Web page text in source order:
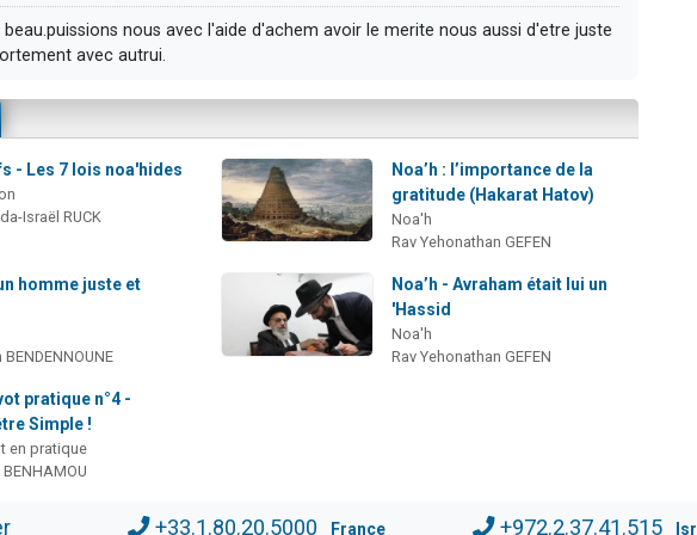
nous avec l'aide d'achem avoir le merite nous aussi d'etre juste
avec autrui.
- Les 7 lois noa'hides
Israël RUCK
Noa’h : l’importance de la
gratitude (Hakarat Hatov)
Noa'h
Rav Yehonathan GEFEN
homme juste et
Noa’h - Avraham était lui un
'Hassid
Noa'h
Rav Yehonathan GEFEN
pratique n°4 -
Simple !
en pratique
+33.1.80.20.5000 France +972.2.37.41.515